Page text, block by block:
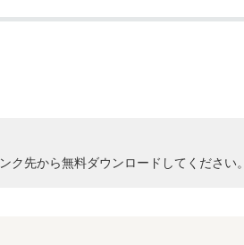
先から無料ダウンロードしてください。